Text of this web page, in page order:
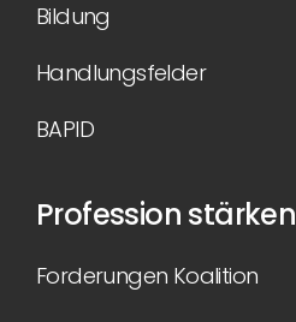
Bildung
Handlungsfelder
BAPID
Profession stärken
Forderungen Koalition